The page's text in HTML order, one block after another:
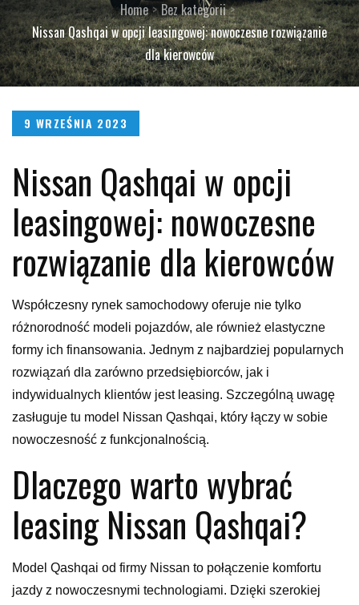
Home
Bez kategorii
Nissan Qashqai w opcji leasingowej: nowoczesne rozwiązanie
dla kierowców
Posted
9 WRZEŚNIA 2023
Nissan Qashqai w opcji
leasingowej: nowoczesne
rozwiązanie dla kierowców
Współczesny rynek samochodowy oferuje nie tylko
różnorodność modeli pojazdów, ale również elastyczne
formy ich finansowania. Jednym z najbardziej popularnych
rozwiązań dla zarówno przedsiębiorców, jak i
indywidualnych klientów jest leasing. Szczególną uwagę
zasługuje tu model Nissan Qashqai, który łączy w sobie
nowoczesność z funkcjonalnością.
Dlaczego warto wybrać
leasing Nissan Qashqai?
Model Qashqai od firmy Nissan to połączenie komfortu
jazdy z nowoczesnymi technologiami. Dzięki szerokiej